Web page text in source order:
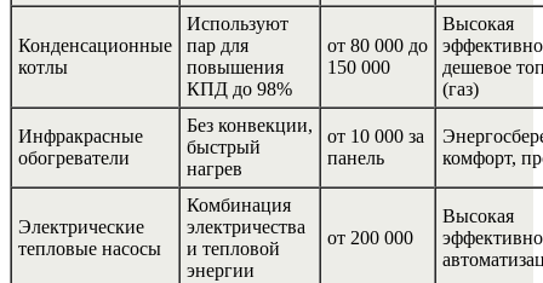
Конденсационные
котлы
Используют
пар для
повышения
КПД до 98%
от 80 000 до
150 000
Высокая
дешевое
(газ)
Инфракрасные
обогреватели
Без конвекции,
быстрый
нагрев
от 10 000 за
панель
комфорт,
Электрические
тепловые насосы
Комбинация
электричества
и тепловой
энергии
от 200 000
Высокая